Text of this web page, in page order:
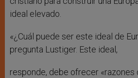
ideal elevado.
«¿Cuál puede ser este ideal de
pregunta Lustiger. Este ideal,
responde, debe ofrecer «razones